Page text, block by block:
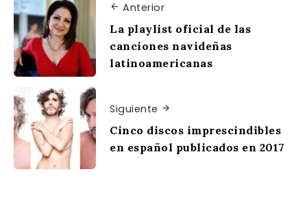
Anterior
La playlist oficial de las
canciones navideñas
latinoamericanas
Siguiente
Cinco discos imprescindibles
en español publicados en 2017